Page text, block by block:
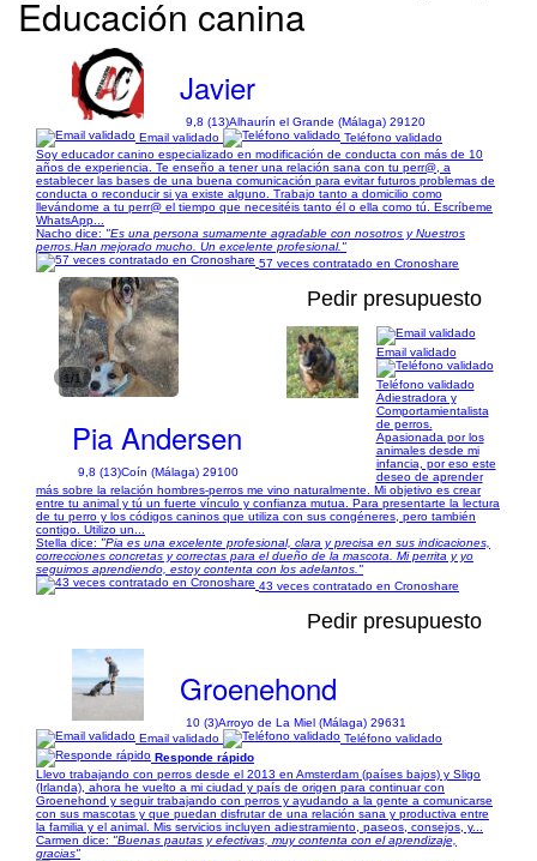
Educación canina
Javier
9,8 (13)Alhaurín el Grande (Málaga) 29120
Email validado
Teléfono validado
Soy educador canino especializado en modificación de conducta con más de 10
años de experiencia. Te enseño a tener una relación sana con tu perr@, a
establecer las bases de una buena comunicación para evitar futuros problemas de
conducta o reconducir si ya existe alguno. Trabajo tanto a domicilio como
llevándome a tu perr@ el tiempo que necesitéis tanto él o ella como tú. Escríbeme
WhatsApp...
Nacho dice: "Es una persona sumamente agradable con nosotros y Nuestros
perros.Han mejorado mucho. Un excelente profesional."
57 veces contratado en Cronoshare
1/1
Pedir presupuesto
Pia Andersen
9,8 (13)Coín (Málaga) 29100
Email validado
Teléfono validado
Adiestradora y
Comportamientalista
de perros.
Apasionada por los
animales desde mi
infancia, por eso este
deseo de aprender
más sobre la relación hombres-perros me vino naturalmente. Mi objetivo es crear
entre tu animal y tú un fuerte vínculo y confianza mutua. Para presentarte la lectura
de tu perro y los códigos caninos que utiliza con sus congéneres, pero también
contigo. Utilizo un...
Stella dice: "Pia es una excelente profesional, clara y precisa en sus indicaciones,
correcciones concretas y correctas para el dueño de la mascota. Mi perrita y yo
seguimos aprendiendo, estoy contenta con los adelantos."
43 veces contratado en Cronoshare
Pedir presupuesto
Groenehond
10 (3)Arroyo de La Miel (Málaga) 29631
Email validado
Teléfono validado
Responde rápido
Llevo trabajando con perros desde el 2013 en Amsterdam (países bajos) y Sligo
(Irlanda), ahora he vuelto a mi ciudad y país de origen para continuar con
Groenehond y seguir trabajando con perros y ayudando a la gente a comunicarse
con sus mascotas y que puedan disfrutar de una relación sana y productiva entre
la familia y el animal. Mis servicios incluyen adiestramiento, paseos, consejos, y...
Carmen dice: "Buenas pautas y efectivas, muy contenta con el aprendizaje,
gracias"